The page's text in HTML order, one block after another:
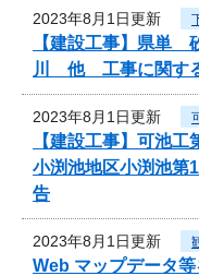
2023年8月1日更新
【建設工事】県単
川 他 工事に関す
2023年8月1日更新
【建設工事】可池
小渕池地区小渕池第
告
2023年8月1日更新
Web マップデータ